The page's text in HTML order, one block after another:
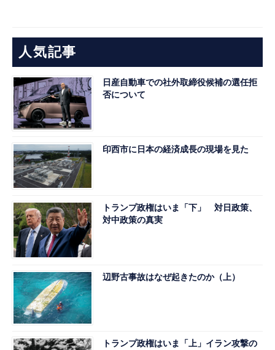
人気記事
日産自動車での社外取締役候補の選任拒
否について
印西市に日本の経済成長の現場を見た
トランプ政権はいま「下」 対日政策、
対中政策の真実
辺野古事故はなぜ起きたのか（上）
トランプ政権はいま「上」イラン攻撃の